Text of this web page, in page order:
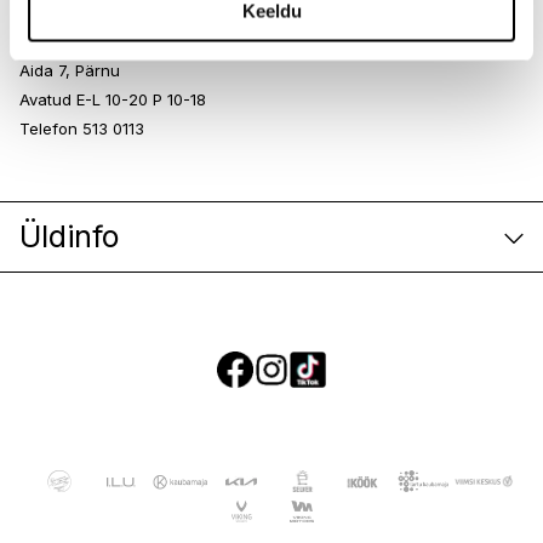
Keeldu
Pärnu Keskus
Aida 7, Pärnu
Avatud E-L 10-20 P 10-18
Telefon 513 0113
Üldinfo